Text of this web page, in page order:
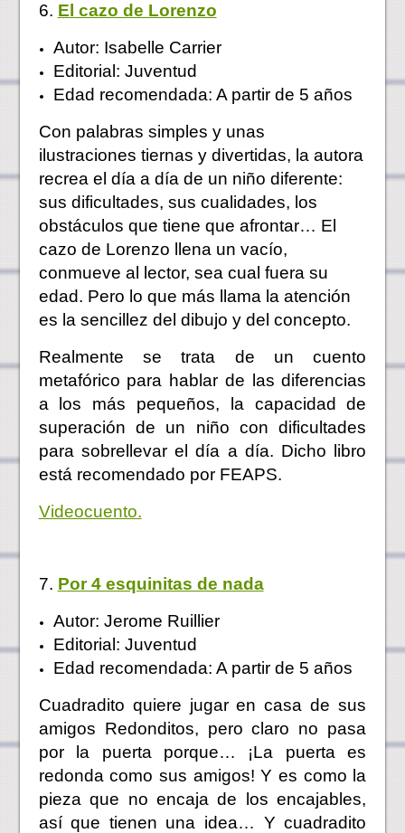
6. El cazo de Lorenzo
Autor: Isabelle Carrier
Editorial: Juventud
Edad recomendada: A partir de 5 años
Con palabras simples y unas
ilustraciones tiernas y divertidas, la autora
recrea el día a día de un niño diferente:
sus dificultades, sus cualidades, los
obstáculos que tiene que afrontar… El
cazo de Lorenzo llena un vacío,
conmueve al lector, sea cual fuera su
edad. Pero lo que más llama la atención
es la sencillez del dibujo y del concepto.
Realmente se trata de un cuento
metafórico para hablar de las diferencias
a los más pequeños, la capacidad de
superación de un niño con dificultades
para sobrellevar el día a día. Dicho libro
está recomendado por FEAPS.
Videocuento.
7. Por 4 esquinitas de nada
Autor: Jerome Ruillier
Editorial: Juventud
Edad recomendada: A partir de 5 años
Cuadradito quiere jugar en casa de sus
amigos Redonditos, pero claro no pasa
por la puerta porque… ¡La puerta es
redonda como sus amigos! Y es como la
pieza que no encaja de los encajables,
así que tienen una idea… Y cuadradito